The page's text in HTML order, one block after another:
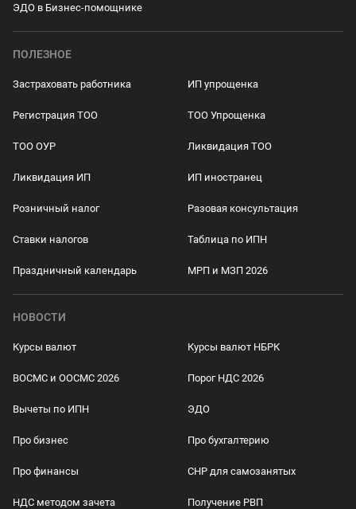
ЭДО в Бизнес-помощнике
ПОЛЕЗНОЕ
Застраховать работника ИП упрощенка
Регистрация ТОО ТОО Упрощенка
ТОО ОУР Ликвидация ТОО
Ликвидация ИП ИП иностранец
Розничный налог Разовая консультация
Ставки налогов Таблица по ИПН
Праздничный календарь МРП и МЗП 2026
НОВОСТИ
Курсы валют Курсы валют НБРК
ВОСМС и ООСМС 2026 Порог НДС 2026
Вычеты по ИПН ЭДО
Про бизнес Про бухгалтерию
Про финансы СНР для самозанятых
НДС методом зачета Получение РВП